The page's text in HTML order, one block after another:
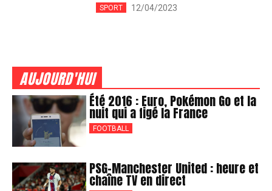
SPORT 12/04/2023
AUJOURD'HUI
Été 2016 : Euro, Pokémon Go et la
nuit qui a figé la France
FOOTBALL
PSG-Manchester United : heure et
chaîne TV en direct